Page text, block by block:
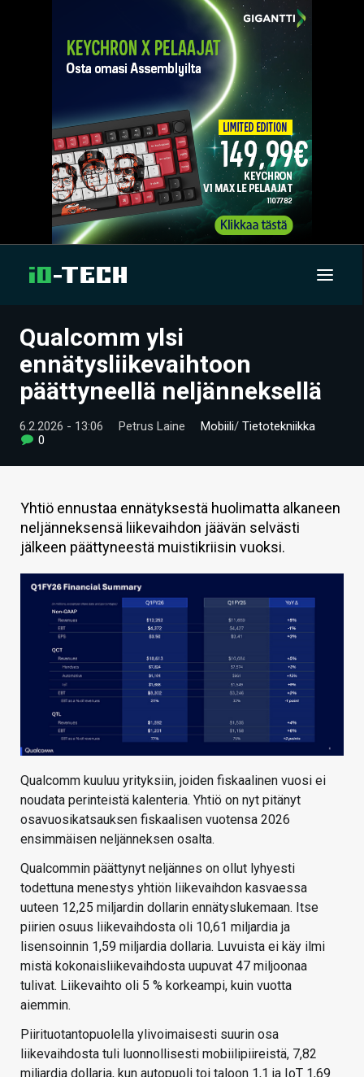
UUTISET
ARTIKKELIT
VIDEOT
HINTA.FI
KAUPPA
VAIHDA TEEMA
HAKU
Qualcomm ylsi
ennätysliikevaihtoon
päättyneellä neljänneksellä
6.2.2026 - 13:06 Petrus Laine Mobiili/ Tietotekniikka
0
Yhtiö ennustaa ennätyksestä huolimatta alkaneen
neljänneksensä liikevaihdon jäävän selvästi
jälkeen päättyneestä muistikriisin vuoksi.
Qualcomm kuuluu yrityksiin, joiden fiskaalinen vuosi ei
noudata perinteistä kalenteria. Yhtiö on nyt pitänyt
osavuosikatsauksen fiskaalisen vuotensa 2026
ensimmäisen neljänneksen osalta.
Qualcommin päättynyt neljännes on ollut lyhyesti
todettuna menestys yhtiön liikevaihdon kasvaessa
uuteen 12,25 miljardin dollarin ennätyslukemaan. Itse
piirien osuus liikevaihdosta oli 10,61 miljardia ja
lisensoinnin 1,59 miljardia dollaria. Luvuista ei käy ilmi
mistä kokonaisliikevaihdosta uupuvat 47 miljoonaa
tulivat. Liikevaihto oli 5 % korkeampi, kuin vuotta
aiemmin.
Piirituotantopuolella ylivoimaisesti suurin osa
liikevaihdosta tuli luonnollisesti mobiilipiireistä, 7,82
miljardia dollaria, kun autopuoli toi taloon 1,1 ja IoT 1,69